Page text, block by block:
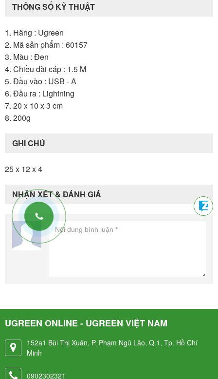
THÔNG SỐ KỸ THUẬT
1. Hãng : Ugreen
2. Mã sản phẩm : 60157
3. Màu : Đen
4. Chiều dài cáp : 1.5 M
5. Đầu vào : USB - A
6. Đầu ra : Lightning
7. 20 x 10 x 3 cm
8. 200g
GHI CHÚ
25 x 12 x 4
NHẬN XÉT & ĐÁNH GIÁ
UGREEN ONLINE - UGREEN VIỆT NAM
152a1 Bùi Thị Xuân, P. Phạm Ngũ Lão, Q.1, Tp. Hồ Chí
Minh
0902302321